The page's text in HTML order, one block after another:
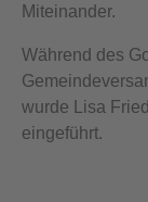
Miteinander.
Während des
wurde Lisa
eingeführt.